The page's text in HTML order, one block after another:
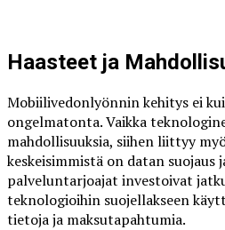
Haasteet ja
Mobiilivedonlyönnin kehitys ei
ongelmatonta. Vaikka
mahdollisuuksia, siihen liittyy
keskeisimmistä on datan suojaus
palveluntarjoajat investoivat
teknologioihin suojellakseen
tietoja ja maksutapahtumia.